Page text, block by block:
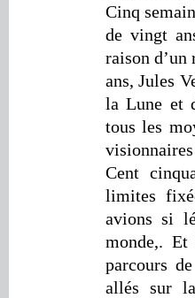
Cinq
de vingt
raison d’un
ans, Jules
la Lune et
tous les
Cent
limites
avions si
monde,.
parcours
allés sur